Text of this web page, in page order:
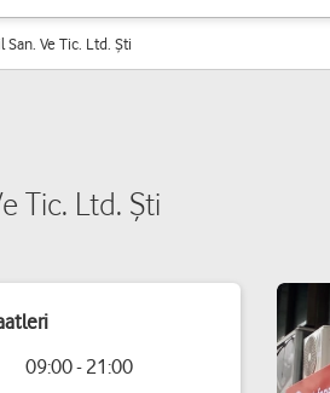
Ve Tic. Ltd. Şti
Tic. Ltd. Şti
09:00 - 21:00